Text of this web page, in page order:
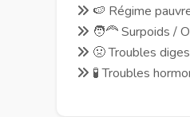
🍉 Régime
🧑‍🦰 Surpoids /
🤢 Troubles
🧪 Troubles